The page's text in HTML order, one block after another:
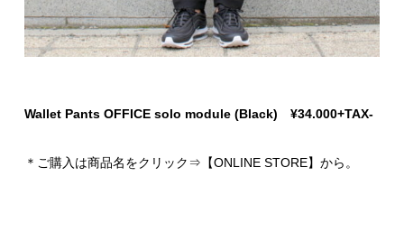
Wallet Pants OFFICE solo module (Black) ¥34.000+TAX-
＊ご購入は商品名をクリック⇒【ONLINE STORE】から。